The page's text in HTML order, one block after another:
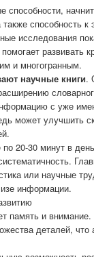
способность
исследования
развивать
и многогранным.
научные книги.
с уже
может улучшить
по 20-30 минут в
или научные
информации.
память и
деталей, что